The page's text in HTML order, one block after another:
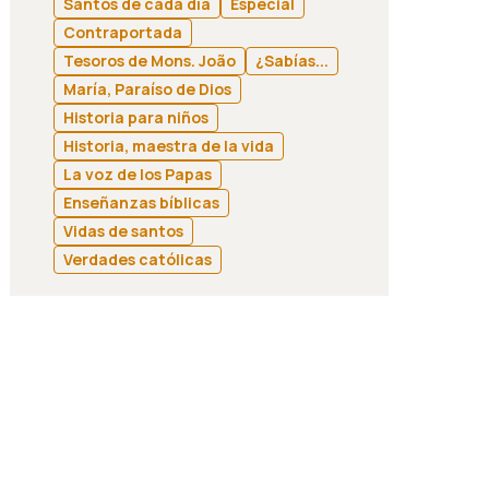
Santos de cada día
Especial
Contraportada
Tesoros de Mons. João
¿Sabías...
María, Paraíso de Dios
Historia para niños
Historia, maestra de la vida
La voz de los Papas
Enseñanzas bíblicas
Vidas de santos
Verdades católicas